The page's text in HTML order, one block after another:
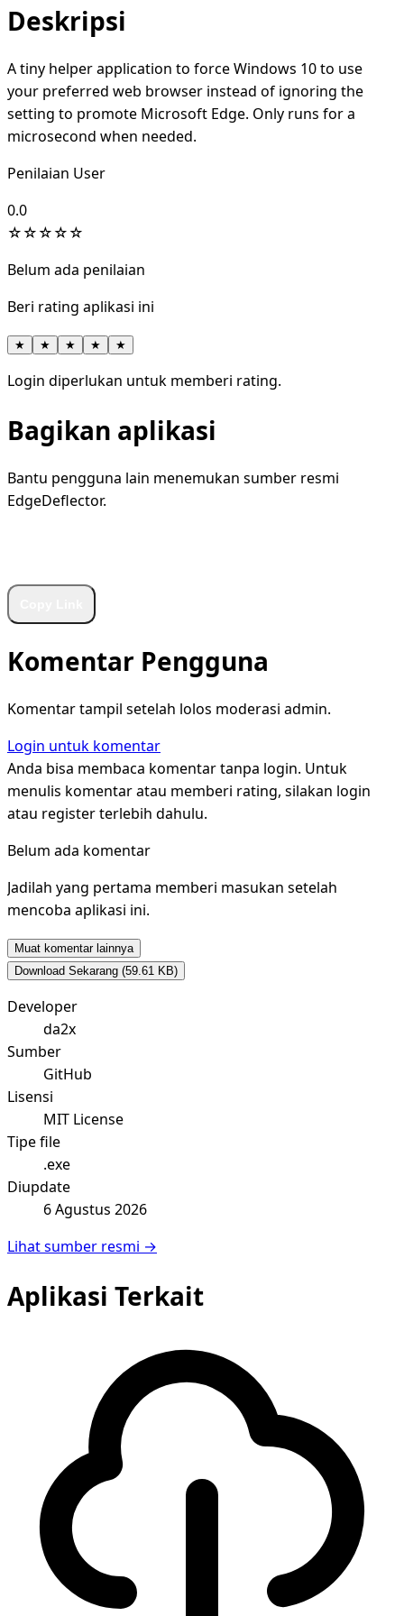
Deskripsi
A tiny helper application to force Windows 10 to use
your preferred web browser instead of ignoring the
setting to promote Microsoft Edge. Only runs for a
microsecond when needed.
Penilaian User
0.0
☆☆☆☆☆
Belum ada penilaian
Beri rating aplikasi ini
★ ★ ★ ★ ★
Login diperlukan untuk memberi rating.
Bagikan aplikasi
Bantu pengguna lain menemukan sumber resmi
EdgeDeflector.
Komentar Pengguna
Komentar tampil setelah lolos moderasi admin.
Login untuk komentar
Anda bisa membaca komentar tanpa login. Untuk
menulis komentar atau memberi rating, silakan login
atau register terlebih dahulu.
Belum ada komentar
Jadilah yang pertama memberi masukan setelah
mencoba aplikasi ini.
Muat komentar lainnya
Download Sekarang (59.61 KB)
Developer
da2x
Sumber
GitHub
Lisensi
MIT License
Tipe file
.exe
Diupdate
6 Agustus 2026
Lihat sumber resmi →
Aplikasi Terkait